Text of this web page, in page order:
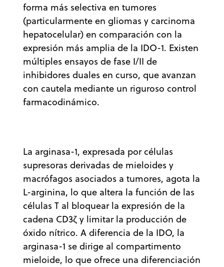
forma más selectiva en tumores
(particularmente en gliomas y carcinoma
hepatocelular) en comparación con la
expresión más amplia de la IDO-1. Existen
múltiples ensayos de fase I/II de
inhibidores duales en curso, que avanzan
con cautela mediante un riguroso control
farmacodinámico.
La arginasa-1, expresada por células
supresoras derivadas de mieloides y
macrófagos asociados a tumores, agota la
L-arginina, lo que altera la función de las
células T al bloquear la expresión de la
cadena CD3ζ y limitar la producción de
óxido nítrico. A diferencia de la IDO, la
arginasa-1 se dirige al compartimento
mieloide, lo que ofrece una diferenciación